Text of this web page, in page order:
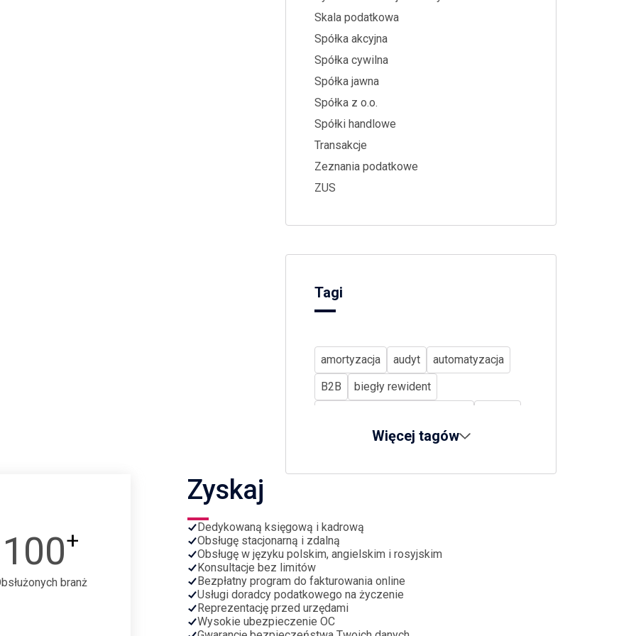
Skala podatkowa
Spółka akcyjna
Spółka cywilna
Spółka jawna
Spółka z o.o.
Spółki handlowe
Transakcje
Zeznania podatkowe
ZUS
Tagi
amortyzacja audyt
automatyzacja
B2B
biegły rewident
CIT
CSRD
działalność nierejestrowana
e-commerce
e-doręczenia
e-paragon
e-sprawozdania
ekoschematy
emerytury
ETS2
faktura firma w upadłości
Więcej tagów
100+
branż
Zyskaj
Dedykowaną księgową i kadrową
Obsługę stacjonarną i zdalną
Obsługę w języku polskim, angielskim i rosyjskim
Konsultacje bez limitów
Bezpłatny program do fakturowania online
Usługi doradcy podatkowego na życzenie
Reprezentację przed urzędami
Wysokie ubezpieczenie OC